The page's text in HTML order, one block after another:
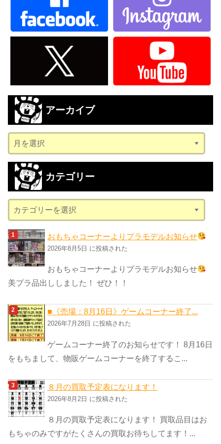
アーカイブ
ー
カ
ブ
カテゴリー
テ
ゴ
リ
ー
おもちゃコーナーよりプラモデルお知らせ
2026年8月5日 に投稿された
おもちゃコーナーよりプラモデルお知らせ
美プラ品出ししました！ ぜひ！！
■《売場：8月16日》ゲームコーナー終了...
2026年7月28日 に投稿された
ゲームコーナー終了のお知らせです！ 8月16日
をもちまして、物販ゲームコーナーを終了するこ...
８月の買取予定表になります！
2026年8月2日 に投稿された
８月の買取予定表になります！ 買取品目はお
もちゃのみですがたくさんの買取お待ちしてます！...